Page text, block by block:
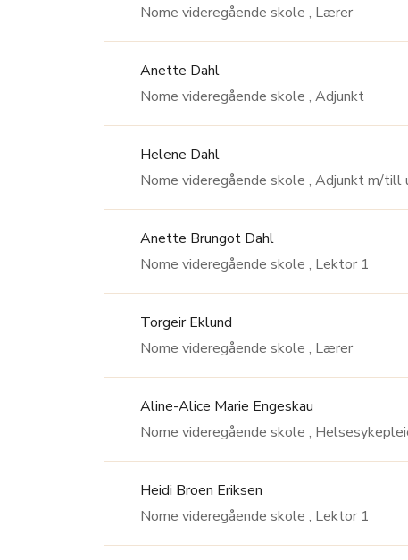
Nome videregående skole , Lærer
Anette Dahl
Nome videregående skole , Adjunkt
Helene Dahl
Nome videregående skole , Adjunkt
Anette Brungot Dahl
Nome videregående skole , Lektor 1
Torgeir Eklund
Nome videregående skole , Lærer
Aline-Alice Marie Engeskau
Nome videregående skole ,
Heidi Broen Eriksen
Nome videregående skole , Lektor 1